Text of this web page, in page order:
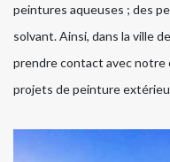
peintures aqueuses ; des
solvant. Ainsi, dans la ville
prendre contact avec notre
projets de peinture